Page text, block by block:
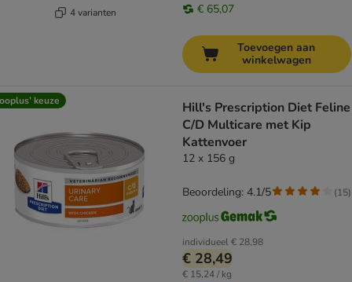
4 varianten € 65,07
Toevoegen aan
winkelwagen
keuze
Hill's Prescription Diet Feline
C/D Multicare met Kip
Kattenvoer
12 x 156 g
individueel€ 28,98
€ 28,49
€ 15,24 / kg
Beoordeling: 4.1/5 (15)